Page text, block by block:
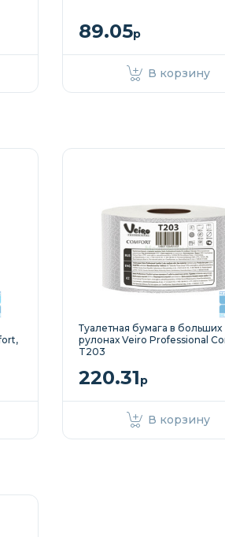
89.05р
В корзину
Туалетная бумага в больших
рулонах Veiro Professional
T203
220.31р
В корзину